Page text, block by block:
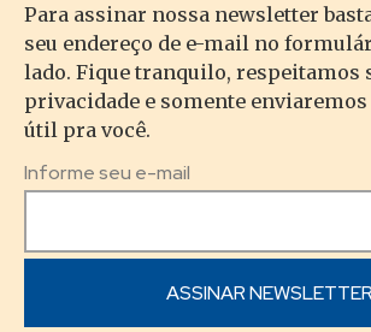
Para assinar nossa newsletter
seu endereço de e-mail no
lado. Fique tranquilo, respeitamos
privacidade e somente
útil pra você.
Informe seu e-mail